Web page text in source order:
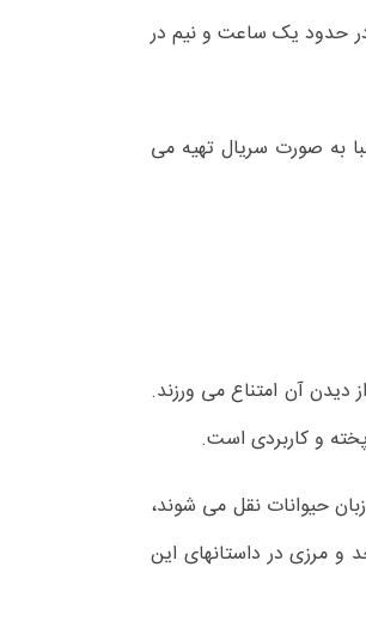
حدود یک ساعت و نیم در
5 دقیقه ای . چنین انیمیشن هایی که غالبا به صورت سریال تهیه می
دیدن آن امتناع می ورزند.
و کاربردی است.
حیوانات نقل می شوند،
و مرزی در داستانهای این